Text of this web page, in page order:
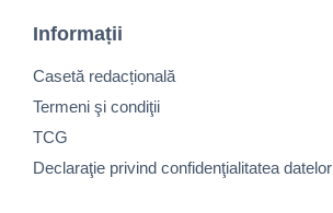
Informații
Casetă redacțională
Termeni şi condiţii
TCG
Declaraţie privind confidenţialitatea datelor